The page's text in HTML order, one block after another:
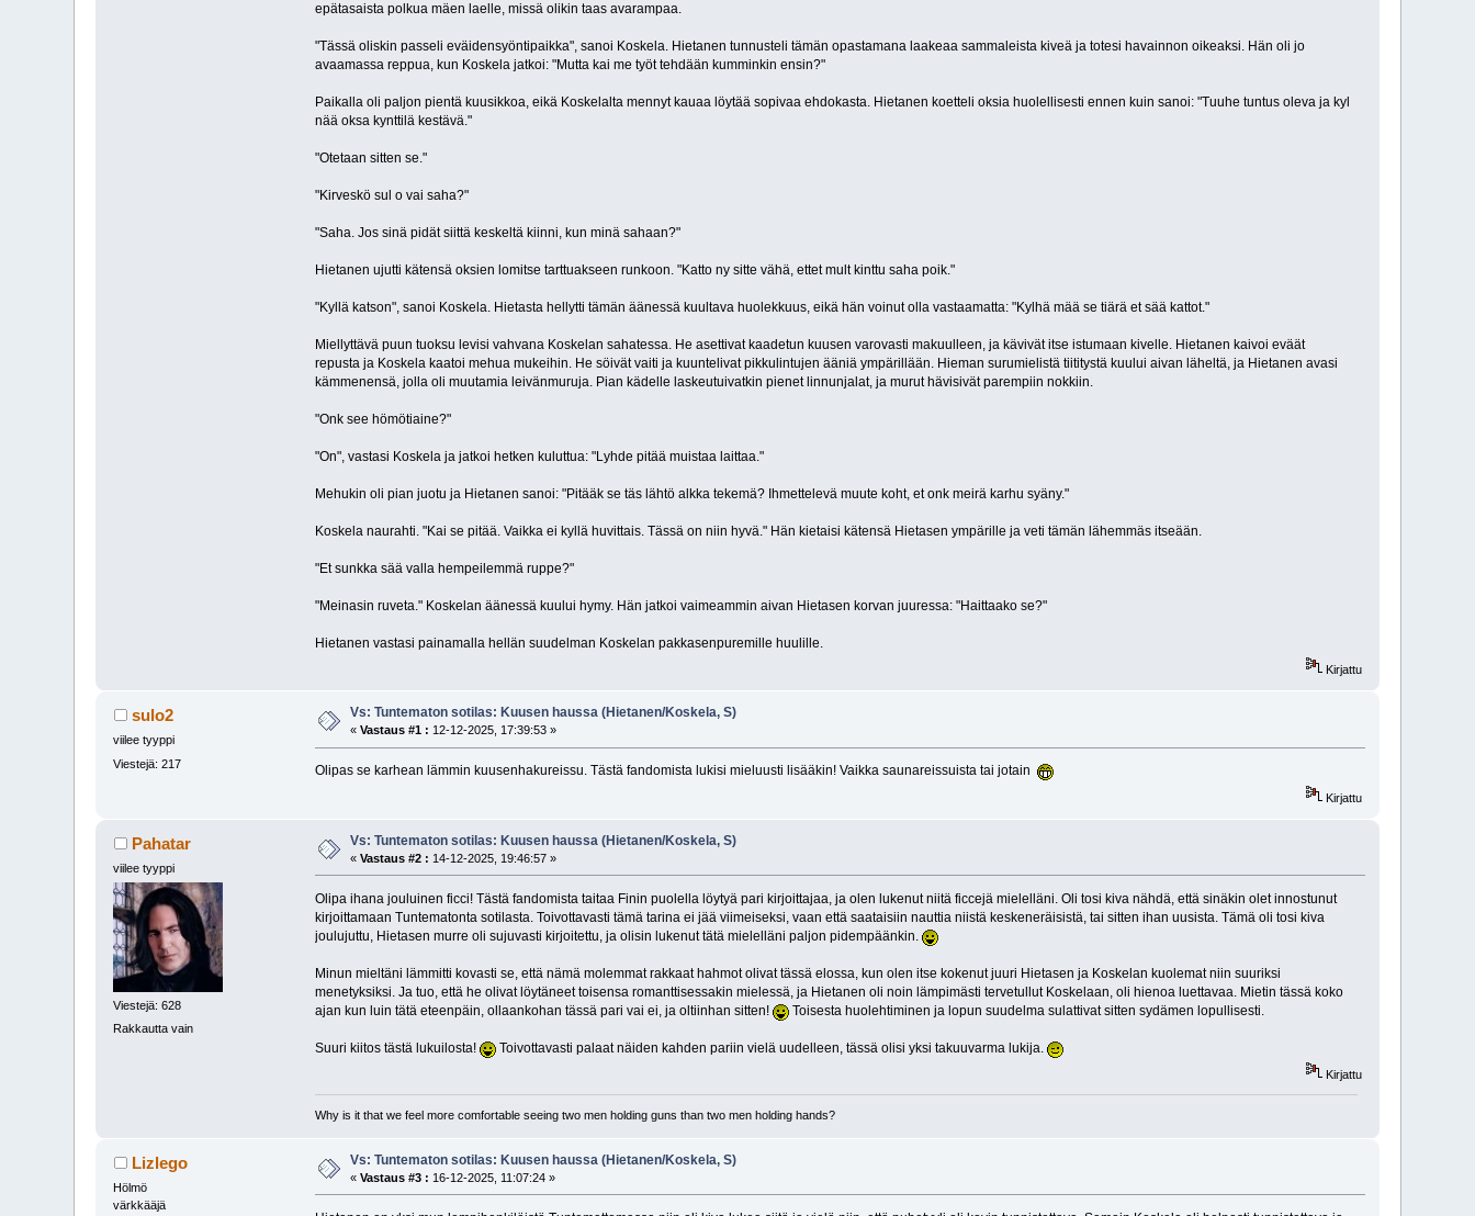
epätasaista polkua mäen laelle, missä olikin taas avarampaa.
"Tässä oliskin passeli eväidensyöntipaikka", sanoi Koskela. Hietanen tunnusteli tämän opastamana laakeaa sammaleista kiveä ja totesi havainnon oikeaksi. Hän oli jo
avaamassa reppua, kun Koskela jatkoi: "Mutta kai me työt tehdään kumminkin ensin?"
Paikalla oli paljon pientä kuusikkoa, eikä Koskelalta mennyt kauaa löytää sopivaa ehdokasta. Hietanen koetteli oksia huolellisesti ennen kuin sanoi: "Tuuhe tuntus oleva ja kyl
nää oksa kynttilä kestävä."
"Otetaan sitten se."
"Kirveskö sul o vai saha?"
"Saha. Jos sinä pidät siittä keskeltä kiinni, kun minä sahaan?"
Hietanen ujutti kätensä oksien lomitse tarttuakseen runkoon. "Katto ny sitte vähä, ettet mult kinttu saha poik."
"Kyllä katson", sanoi Koskela. Hietasta hellytti tämän äänessä kuultava huolekkuus, eikä hän voinut olla vastaamatta: "Kylhä mää se tiärä et sää kattot."
Miellyttävä puun tuoksu levisi vahvana Koskelan sahatessa. He asettivat kaadetun kuusen varovasti makuulleen, ja kävivät itse istumaan kivelle. Hietanen kaivoi eväät
repusta ja Koskela kaatoi mehua mukeihin. He söivät vaiti ja kuuntelivat pikkulintujen ääniä ympärillään. Hieman surumielistä tiititystä kuului aivan läheltä, ja Hietanen avasi
kämmenensä, jolla oli muutamia leivänmuruja. Pian kädelle laskeutuivatkin pienet linnunjalat, ja murut hävisivät parempiin nokkiin.
"Onk see hömötiaine?"
"On", vastasi Koskela ja jatkoi hetken kuluttua: "Lyhde pitää muistaa laittaa."
Mehukin oli pian juotu ja Hietanen sanoi: "Pitääk se täs lähtö alkka tekemä? Ihmettelevä muute koht, et onk meirä karhu syäny."
Koskela naurahti. "Kai se pitää. Vaikka ei kyllä huvittais. Tässä on niin hyvä." Hän kietaisi kätensä Hietasen ympärille ja veti tämän lähemmäs itseään.
"Et sunkka sää valla hempeilemmä ruppe?"
"Meinasin ruveta." Koskelan äänessä kuului hymy. Hän jatkoi vaimeammin aivan Hietasen korvan juuressa: "Haittaako se?"
Hietanen vastasi painamalla hellän suudelman Koskelan pakkasenpuremille huulille.
Kirjattu
sulo2
viilee tyyppi
Viestejä: 217
Vs: Tuntematon sotilas: Kuusen haussa (Hietanen/Koskela, S)
«Vastaus #1 : 12-12-2025, 17:39:53 »
Olipas se karhean lämmin kuusenhakureissu. Tästä fandomista lukisi mieluusti lisääkin! Vaikka saunareissuista tai jotain
Kirjattu
Pahatar
viilee tyyppi
Viestejä: 628
Rakkautta vain
Vs: Tuntematon sotilas: Kuusen haussa (Hietanen/Koskela, S)
«Vastaus #2 : 14-12-2025, 19:46:57 »
Olipa ihana jouluinen ficci! Tästä fandomista taitaa Finin puolella löytyä pari kirjoittajaa, ja olen lukenut niitä ficcejä mielelläni. Oli tosi kiva nähdä, että sinäkin olet innostunut
kirjoittamaan Tuntematonta sotilasta. Toivottavasti tämä tarina ei jää viimeiseksi, vaan että saataisiin nauttia niistä keskeneräisistä, tai sitten ihan uusista. Tämä oli tosi kiva
joulujuttu, Hietasen murre oli sujuvasti kirjoitettu, ja olisin lukenut tätä mielelläni paljon pidempäänkin.
Minun mieltäni lämmitti kovasti se, että nämä molemmat rakkaat hahmot olivat tässä elossa, kun olen itse kokenut juuri Hietasen ja Koskelan kuolemat niin suuriksi
menetyksiksi. Ja tuo, että he olivat löytäneet toisensa romanttisessakin mielessä, ja Hietanen oli noin lämpimästi tervetullut Koskelaan, oli hienoa luettavaa. Mietin tässä koko
ajan kun luin tätä eteenpäin, ollaankohan tässä pari vai ei, ja oltiinhan sitten!
Toisesta huolehtiminen ja lopun suudelma sulattivat sitten sydämen lopullisesti.
Suuri kiitos tästä lukuilosta! Toivottavasti palaat näiden kahden pariin vielä uudelleen, tässä olisi yksi takuuvarma lukija.
Kirjattu
Why is it that we feel more comfortable seeing two men holding guns than two men holding hands?
Lizlego
Hölmö
värkkääjä
Vs: Tuntematon sotilas: Kuusen haussa (Hietanen/Koskela, S)
«Vastaus #3 : 16-12-2025, 11:07:24 »